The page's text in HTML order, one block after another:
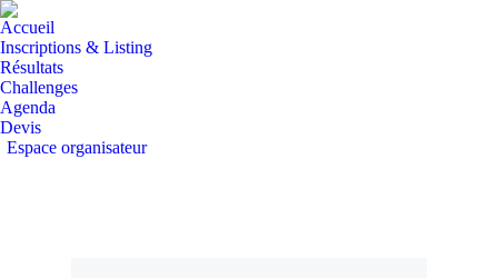
Accueil
Inscriptions & Listing
Résultats
Challenges
Agenda
Devis
Espace organisateur